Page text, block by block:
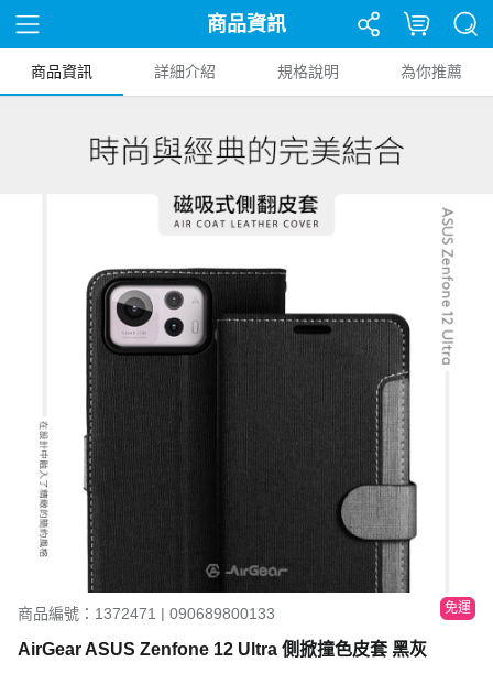
商品資訊
商品資訊 詳細介紹 規格說明 為你推薦
商品編號：1372471 | 090689800133 免運
AirGear ASUS Zenfone 12 Ultra 側掀撞色皮套 黑灰